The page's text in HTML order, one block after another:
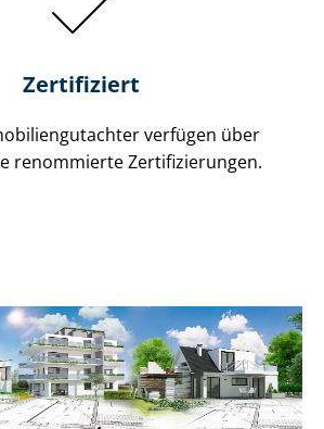
Zertifiziert
verfügen über
renommierte Zer­ti­fi­zie­run­gen.